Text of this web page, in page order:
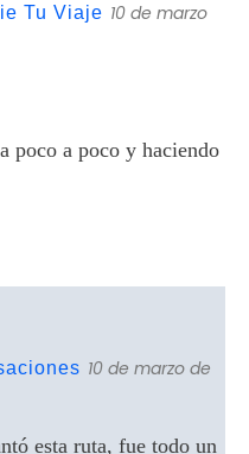
Tu Viaje 10 de marzo
poco a poco y haciendo
10 de marzo de
esta ruta, fue todo un